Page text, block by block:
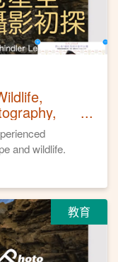
and wildlife.
教育